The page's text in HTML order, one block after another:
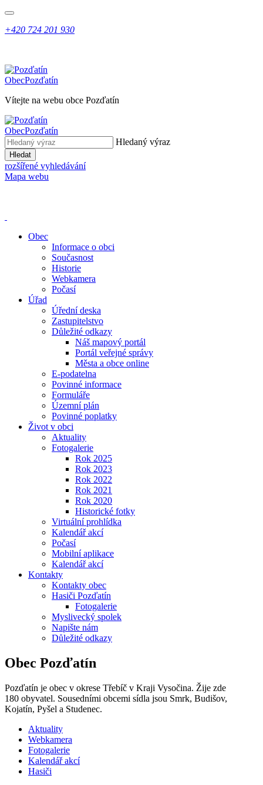
+420 724 201 930
ObecPozďatín
Vítejte na webu obce Pozďatín
ObecPozďatín
Hledaný výraz
Hledat
rozšířené vyhledávání
Mapa webu
Obec
Informace o obci
Současnost
Historie
Webkamera
Počasí
Úřad
Úřední deska
Zastupitelstvo
Důležité odkazy
Náš mapový portál
Portál veřejné správy
Města a obce online
E-podatelna
Povinné informace
Formuláře
Územní plán
Povinné poplatky
Život v obci
Aktuality
Fotogalerie
Rok 2025
Rok 2023
Rok 2022
Rok 2021
Rok 2020
Historické fotky
Virtuální prohlídka
Kalendář akcí
Počasí
Mobilní aplikace
Kalendář akcí
Kontakty
Kontakty obec
Hasiči Pozďatín
Fotogalerie
Myslivecký spolek
Napište nám
Důležité odkazy
Obec Pozďatín
Pozďatín je obec v okrese Třebíč v Kraji Vysočina. Žije zde
180 obyvatel. Sousedními obcemi sídla jsou Smrk, Budišov,
Kojatín, Pyšel a Studenec.
Aktuality
Webkamera
Fotogalerie
Kalendář akcí
Hasiči